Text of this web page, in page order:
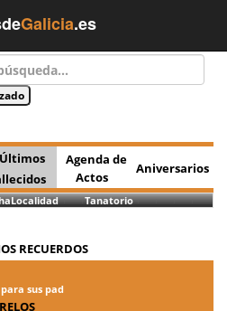
Galicia.es
Últimos
Agenda de
Actos
Aniversarios
Localidad Tanatorio
RECUERDOS
sus pad